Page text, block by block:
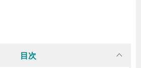
目次